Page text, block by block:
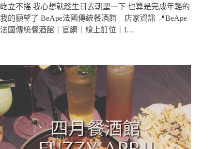
屹立不搖 我心想就趁生日去朝聖一下 也算是完成年輕的
我的願望了 BeApe法國傳統餐酒館 店家資訊 📍BeApe
法國傳統餐酒館｜官網｜線上訂位｜I…